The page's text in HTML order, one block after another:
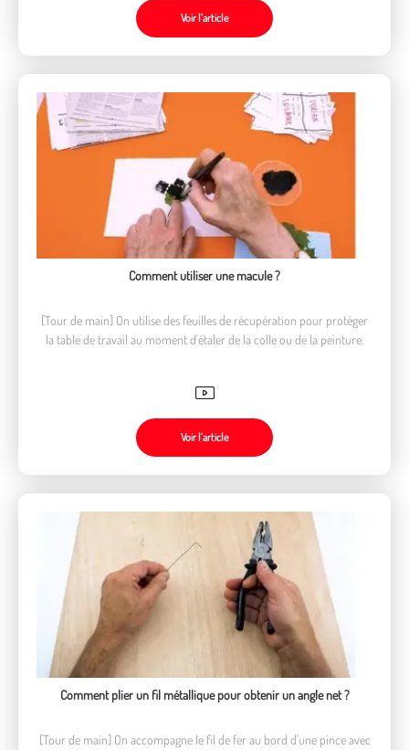
Voir l’article
Comment utiliser une macule ?
[Tour de main] On utilise des feuilles de récupération pour protéger
la table de travail au moment d'étaler de la colle ou de la peinture.
Voir l’article
Comment plier un fil métallique pour obtenir un angle net ?
[Tour de main] On accompagne le fil de fer au bord d'une pince avec